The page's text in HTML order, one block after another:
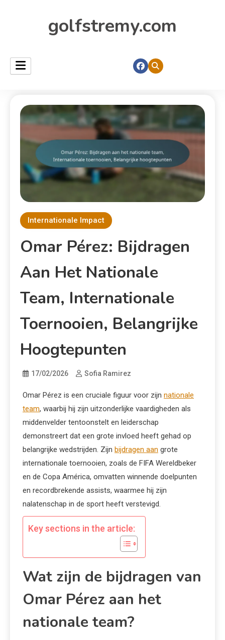
golfstremy.com
Internationale Impact
Omar Pérez: Bijdragen
Aan Het Nationale
Team, Internationale
Toernooien, Belangrijke
Hoogtepunten
17/02/2026 Sofia Ramirez
Omar Pérez is een cruciale figuur voor zijn nationale
team, waarbij hij zijn uitzonderlijke vaardigheden als
middenvelder tentoonstelt en leiderschap
demonstreert dat een grote invloed heeft gehad op
belangrijke wedstrijden. Zijn bijdragen aan grote
internationale toernooien, zoals de FIFA Wereldbeker
en de Copa América, omvatten winnende doelpunten
en recordbrekende assists, waarmee hij zijn
nalatenschap in de sport heeft verstevigd.
Key sections in the article:
Wat zijn de bijdragen van
Omar Pérez aan het
nationale team?